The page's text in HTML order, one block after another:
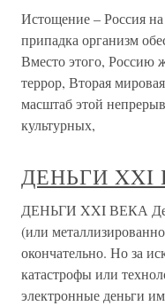
Истощение – Россия
припадка организм
Вместо этого, Россию
террор, Вторая
масштаб этой
культурных,
ДЕНЬГИ XXI
ДЕНЬГИ XXI ВЕКА
(или
окончательно. Но за
катастрофы или
электронные деньги